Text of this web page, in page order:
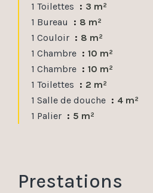
1 Toilettes
3 m²
1 Bureau
8 m²
1 Couloir
8 m²
1 Chambre
10 m²
1 Chambre
10 m²
1 Toilettes
2 m²
1 Salle de douche
4 m²
1 Palier
5 m²
Prestations